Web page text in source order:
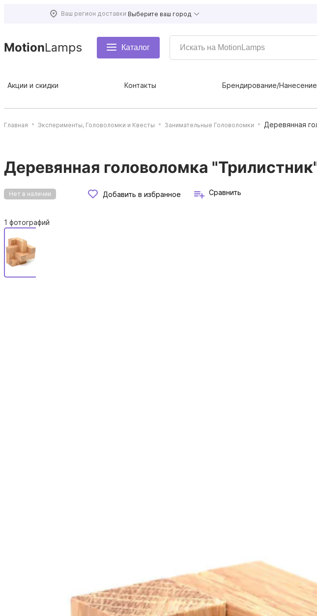
Ваш регион доставки Выберите ваш город
MotionLamps Каталог
Акции и скидки Контакты Брендирование/Нанесение
Главная Эксперименты, Головоломки и Квесты Занимательные Головоломки Деревянная
Деревянная головоломка
Нет в наличии Добавить в избранное Сравнить
1 фотографий